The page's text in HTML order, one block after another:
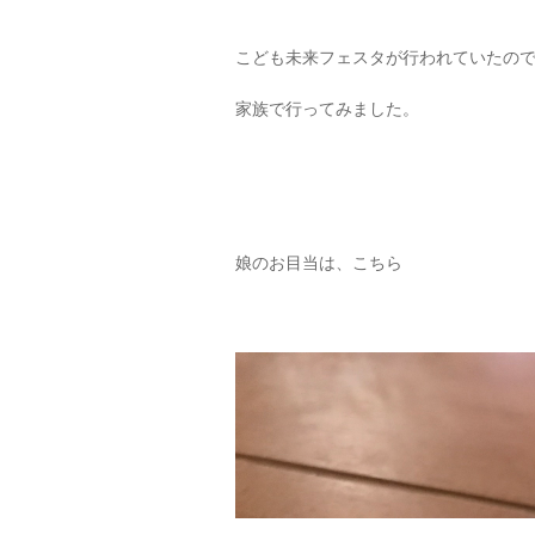
こども未来フェスタが行われていたので
家族で行ってみました。
娘のお目当は、こちら